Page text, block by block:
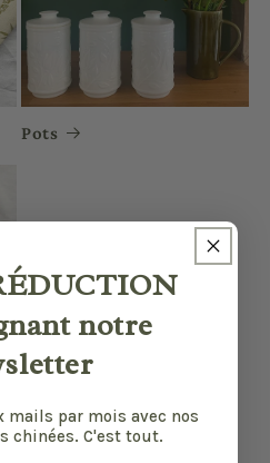
Pots
notre
mails par mois avec nos
chinées. C'est tout.